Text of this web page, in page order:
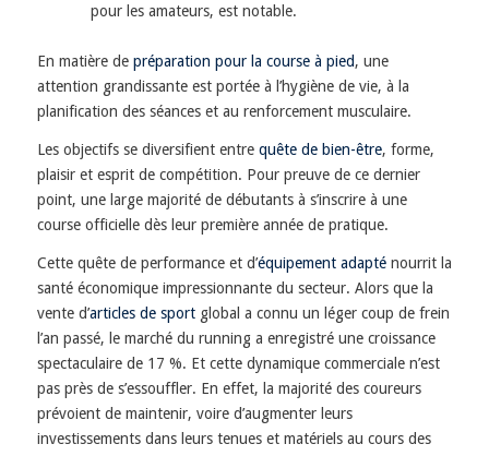
pour les amateurs, est notable.
En matière de préparation pour la course à pied, une
attention grandissante est portée à l’hygiène de vie, à la
planification des séances et au renforcement musculaire.
Les objectifs se diversifient entre quête de bien-être, forme,
plaisir et esprit de compétition. Pour preuve de ce dernier
point, une large majorité de débutants à s’inscrire à une
course officielle dès leur première année de pratique.
Cette quête de performance et d’équipement adapténourrit la
santé économique impressionnante du secteur. Alors que la
vente d’articles de sportglobal a connu un léger coup de frein
l’an passé, le marché du running a enregistré une croissance
spectaculaire de 17 %. Et cette dynamique commerciale n’est
pas près de s’essouffler. En effet, la majorité des coureurs
prévoient de maintenir, voire d’augmenter leurs
investissements dans leurs tenues et matériels au cours des